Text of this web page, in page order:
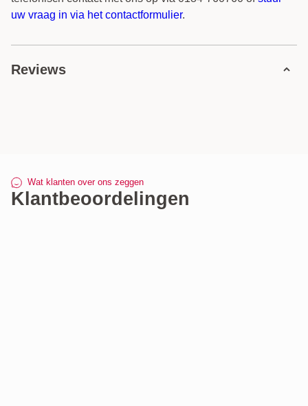
uw vraag in via het contactformulier.
Reviews
2 sterren
1 ster
Wat klanten over ons zeggen
Klantbeoordelingen